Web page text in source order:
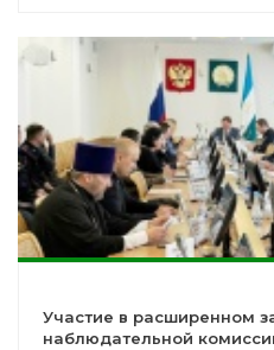
Участие в расширенном
наблюдательной